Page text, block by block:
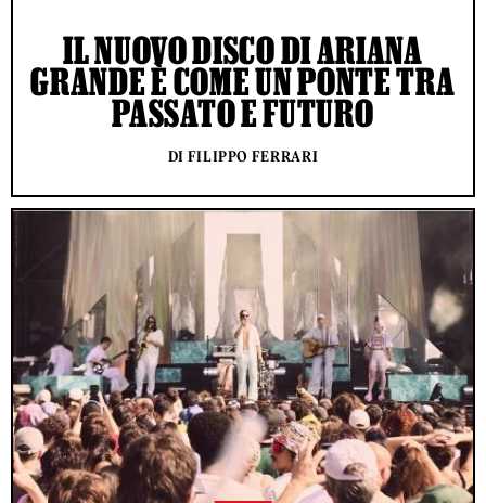
IL NUOVO DISCO DI ARIANA
GRANDE È COME UN PONTE TRA
PASSATO E FUTURO
DI FILIPPO FERRARI